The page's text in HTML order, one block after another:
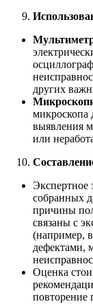
других
микроскопа
выявления
или
Экспертное
собранных
причины
связаны с
(например,
дефектами,
Оценка
повторение